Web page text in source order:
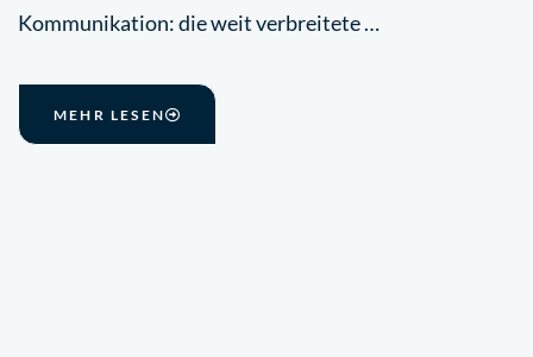
Kommunikation: die weit verbreitete …
MEHR LESEN